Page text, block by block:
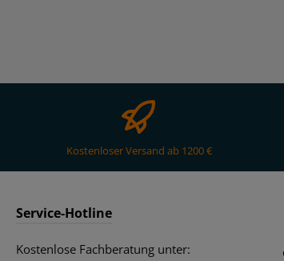
Kostenloser Versand ab 1200 €
Service-Hotline
Kostenlose Fachberatung unter: